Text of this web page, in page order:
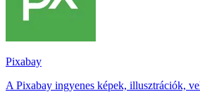
Pixabay
A Pixabay ingyenes képek, illusztrációk,